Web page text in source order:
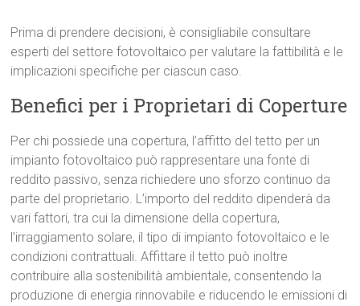
Prima di prendere decisioni, è consigliabile consultare
esperti del settore fotovoltaico per valutare la fattibilità e le
implicazioni specifiche per ciascun caso.
Benefici per i Proprietari di Coperture
Per chi possiede una copertura, l’affitto del tetto per un
impianto fotovoltaico può rappresentare una fonte di
reddito passivo, senza richiedere uno sforzo continuo da
parte del proprietario. L’importo del reddito dipenderà da
vari fattori, tra cui la dimensione della copertura,
l’irraggiamento solare, il tipo di impianto fotovoltaico e le
condizioni contrattuali. Affittare il tetto può inoltre
contribuire alla sostenibilità ambientale, consentendo la
produzione di energia rinnovabile e riducendo le emissioni di